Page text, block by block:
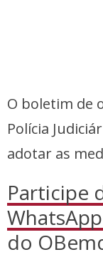
O boletim de
Polícia
adotar as
Participe
WhatsApp
do